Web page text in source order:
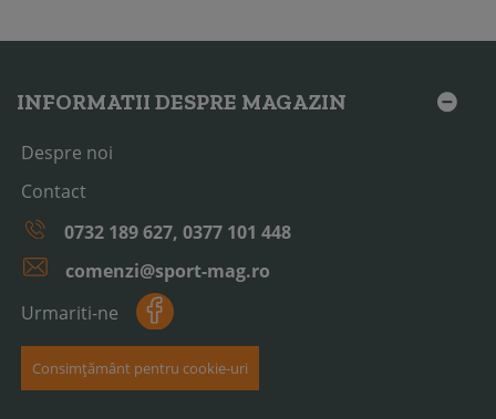
INFORMATII DESPRE MAGAZIN
Despre noi
Contact
0732 189 627, 0377 101 448
comenzi@sport-mag.ro
Urmariti-ne
Consimțământ pentru cookie-uri